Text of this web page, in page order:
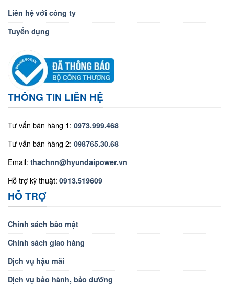
Liên hệ với công ty
Tuyển dụng
THÔNG TIN LIÊN HỆ
Tư vấn bán hàng 1: 0973.999.468
Tư vấn bán hàng 2: 098765.30.68
Email: thachnn@hyundaipower.vn
Hỗ trợ kỹ thuật: 0913.519609
HỖ TRỢ
Chính sách bảo mật
Chính sách giao hàng
Dịch vụ hậu mãi
Dịch vụ bảo hành, bảo dưỡng